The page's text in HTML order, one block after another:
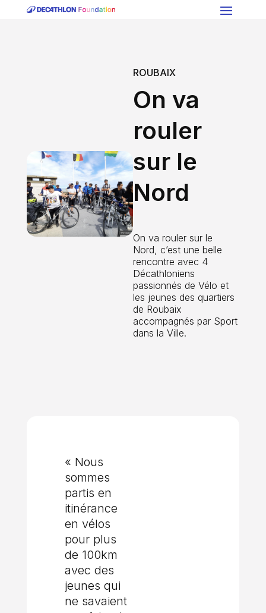
ROUBAIX
On va
rouler
sur le
Nord
On va rouler sur le
Nord, c’est une belle
rencontre avec 4
Décathloniens
passionnés de Vélo et
les jeunes des quartiers
de Roubaix
accompagnés par Sport
dans la Ville.
« Nous
sommes
partis en
itinérance
en vélos
pour plus
de 100km
avec des
jeunes qui
ne savaient